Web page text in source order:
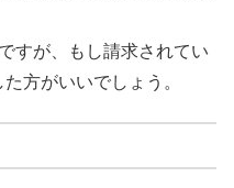
すが、もし請求されてい
方がいいでしょう。